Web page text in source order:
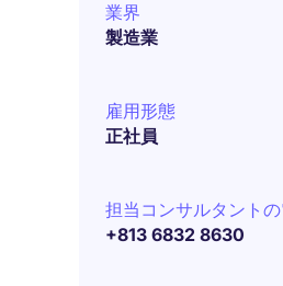
業界
製造業
雇用形態
正社員
担当コンサルタント
+813 6832 8630